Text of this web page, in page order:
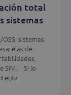
total
sistemas
OSS, sistemas
de
SIM… Si lo